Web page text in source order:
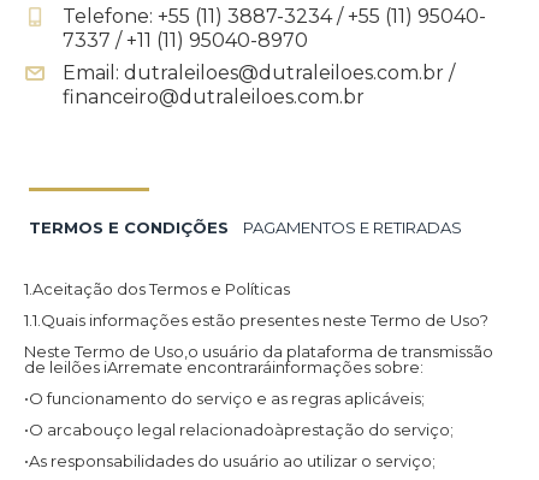
Telefone: +55 (11) 3887-3234 / +55 (11) 95040-
7337 / +11 (11) 95040-8970
Email: dutraleiloes@dutraleiloes.com.br /
financeiro@dutraleiloes.com.br
TERMOS E CONDIÇÕES PAGAMENTOS E RETIRADAS
1.Aceitação dos Termos e Políticas
1.1.Quais informações estão presentes neste Termo de Uso?
Neste Termo de Uso,o usuário da plataforma de transmissão
de leilões iArremate encontraráinformações sobre:
•O funcionamento do serviço e as regras aplicáveis;
•O arcabouço legal relacionadoàprestação do serviço;
•As responsabilidades do usuário ao utilizar o serviço;